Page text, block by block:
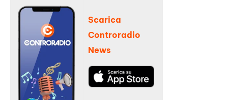
Scarica
Controradio
News